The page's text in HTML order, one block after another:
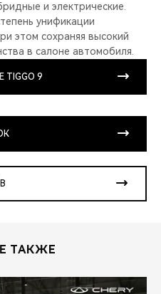
и электрические.
унификации
этом сохраняя высокий
в салоне автомобиля.
9
ТАКЖЕ